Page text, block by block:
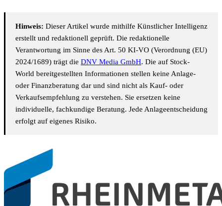
Hinweis: Dieser Artikel wurde mithilfe Künstlicher Intelligenz
erstellt und redaktionell geprüft. Die redaktionelle
Verantwortung im Sinne des Art. 50 KI-VO (Verordnung (EU)
2024/1689) trägt die DNV Media GmbH. Die auf Stock-
World bereitgestellten Informationen stellen keine Anlage-
oder Finanzberatung dar und sind nicht als Kauf- oder
Verkaufsempfehlung zu verstehen. Sie ersetzen keine
individuelle, fachkundige Beratung. Jede Anlageentscheidung
erfolgt auf eigenes Risiko.